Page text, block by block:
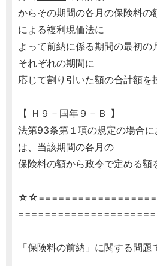
からその期間の各月の保険料の
による複利現価法に
よって前納に係る期間の最初の
それぞれの期間に
応じて割り引いた額の合計額を
【 Ｈ９－国年９－Ｂ 】
法第93条第１項の規定の場合
は、当該期間の各月の
保険料の額から政令で定める額
「保険料の前納」に関する問題